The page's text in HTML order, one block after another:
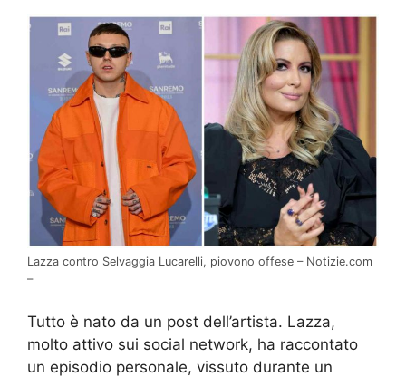
Lazza contro Selvaggia Lucarelli, piovono offese – Notizie.com
–
Tutto è nato da un post dell’artista. Lazza,
molto attivo sui social network, ha raccontato
un episodio personale, vissuto durante un